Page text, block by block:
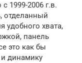
1999-2006 г.в.
отделанный
удобного хвата,
панель
это как бы
динамику